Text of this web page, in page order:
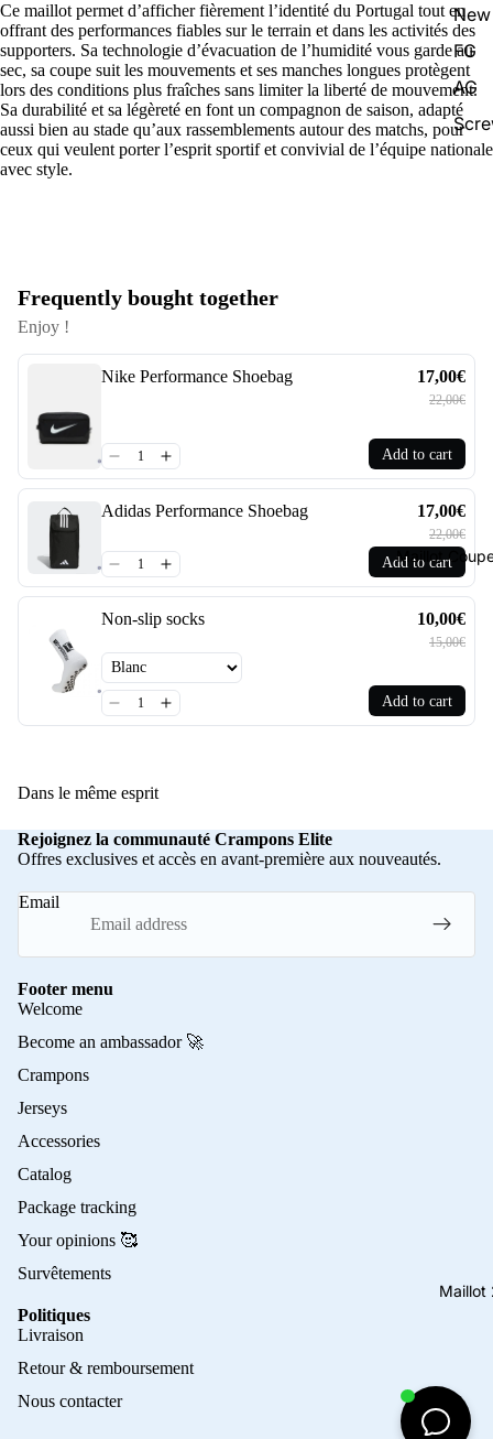
FG
AG
Maillot
Ce maillot permet d’afficher fièrement l’identité du Portugal tout en
offrant des performances fiables sur le terrain et dans les activités des
supporters. Sa technologie d’évacuation de l’humidité vous garde au
sec, sa coupe suit les mouvements et ses manches longues protègent
lors des conditions plus fraîches sans limiter la liberté de mouvement.
Sa durabilité et sa légèreté en font un compagnon de saison, adapté
aussi bien au stade qu’aux rassemblements autour des matchs, pour
ceux qui veulent porter l’esprit sportif et convivial de l’équipe nationale
avec style.
Frequently bought together
Enjoy !
Nike Performance Shoebag 17,00€
22,00€
Add to cart
Adidas Performance Shoebag 17,00€
22,00€
Add to cart
Non-slip socks 10,00€
15,00€
Add to cart
Dans le même esprit
Rejoignez la communauté Crampons Elite
Offres exclusives et accès en avant-première aux nouveautés.
Email
Footer menu
Welcome
Become an ambassador 🚀
Crampons
Jerseys
Accessories
Catalog
Package tracking
Your opinions 🥰
Survêtements
Politiques
Livraison
Retour & remboursement
Nous contacter